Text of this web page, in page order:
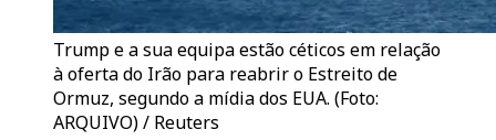
Trump e a sua equipa estão céticos em relação
à oferta do Irão para reabrir o Estreito de
Ormuz, segundo a mídia dos EUA. (Foto:
ARQUIVO) / Reuters